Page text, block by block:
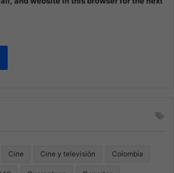
Cine Cine y televisión Colombia